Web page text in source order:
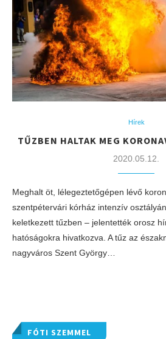
Hírek
TŰZBEN HALTAK MEG
2020.05.12.
Meghalt öt, lélegeztetőgépen lévő
szentpétervári kórház intenzív
keletkezett tűzben – jelentették orosz
hatóságokra hivatkozva. A tűz az
nagyváros Szent György…
FÓTI SZEMMEL